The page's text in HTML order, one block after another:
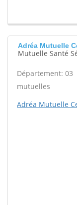
Adréa Mutuelle
Mutuelle Santé
Département: 03
mutuelles
Adréa Mutuelle